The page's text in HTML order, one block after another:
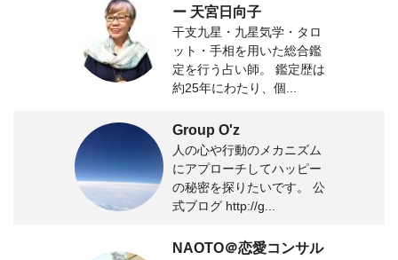
ー 天宮日向子
干支九星・九星気学・タロ
ット・手相を用いた総合鑑
定を行う占い師。 鑑定歴は
約25年にわたり、個...
Group O'z
人の心や行動のメカニズム
にアプローチしてハッピー
の秘密を探りたいです。 公
式ブログ http://g...
NAOTO＠恋愛コンサル